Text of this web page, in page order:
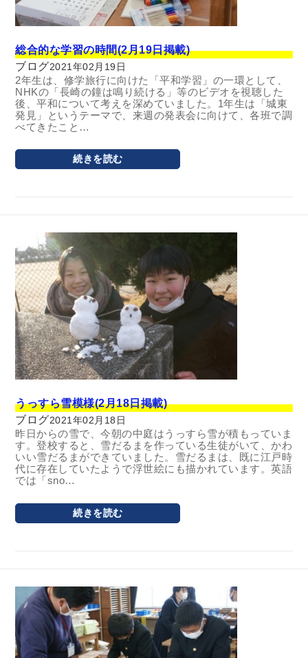
総合的な学習の時間(2月19日掲載)
ブログ2021年02月19日
2年生は、修学旅行に向けた「平和学習」の一環として、
NHKの「長崎の鐘は鳴り続ける」等のビデオを視聴した
後、平和について考えを深めていました。1年生は「城東
発見」というテーマで、来週の発表会に向けて、各班で調
べてきたこと…
続きを読む
うっすら雪模様(2月18日掲載)
ブログ2021年02月18日
昨日からの雪で、今朝の中庭はうっすら雪が積もっていま
す。登校すると、雪だるまを作っている生徒がいて、かわ
いい雪だるまができていました。雪だるまは、既に江戸時
代に存在していたようで浮世絵にも描かれています。英語
では「sno…
続きを読む